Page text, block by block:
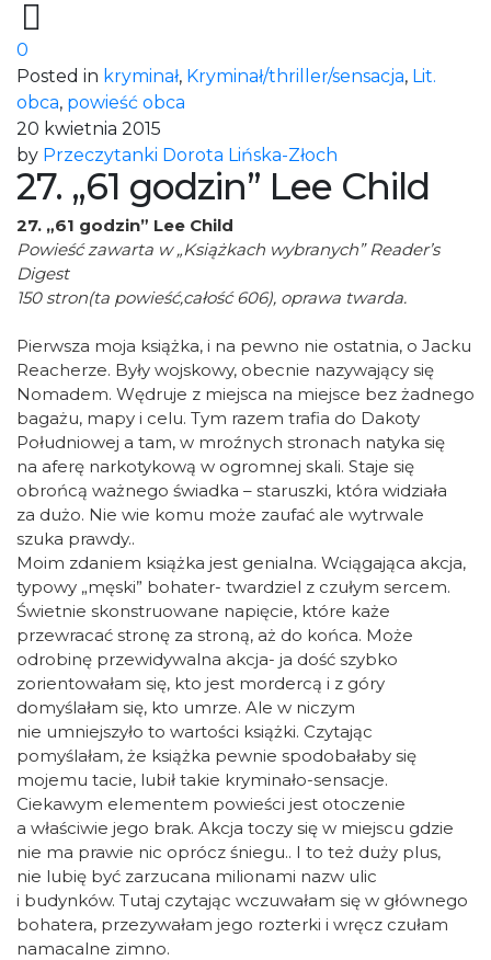
0
Posted in kryminał, Kryminał/thriller/sensacja, Lit.
obca, powieść obca
20 kwietnia 2015
by Przeczytanki Dorota Lińska-Złoch
27. „61 godzin” Lee Child
27. „61 godzin” Lee Child
Powieść zawarta w „Książkach wybranych” Reader’s
Digest
150 stron(ta powieść,całość 606), oprawa twarda.
Pierwsza moja książka, i na pewno nie ostatnia, o Jacku
Reacherze. Były wojskowy, obecnie nazywający się
Nomadem. Wędruje z miejsca na miejsce bez żadnego
bagażu, mapy i celu. Tym razem trafia do Dakoty
Południowej a tam, w mroźnych stronach natyka się
na aferę narkotykową w ogromnej skali. Staje się
obrońcą ważnego świadka – staruszki, która widziała
za dużo. Nie wie komu może zaufać ale wytrwale
szuka prawdy..
Moim zdaniem książka jest genialna. Wciągająca akcja,
typowy „męski” bohater- twardziel z czułym sercem.
Świetnie skonstruowane napięcie, które każe
przewracać stronę za stroną, aż do końca. Może
odrobinę przewidywalna akcja- ja dość szybko
zorientowałam się, kto jest mordercą i z góry
domyślałam się, kto umrze. Ale w niczym
nie umniejszyło to wartości książki. Czytając
pomyślałam, że książka pewnie spodobałaby się
mojemu tacie, lubił takie kryminało-sensacje.
Ciekawym elementem powieści jest otoczenie
a właściwie jego brak. Akcja toczy się w miejscu gdzie
nie ma prawie nic oprócz śniegu.. I to też duży plus,
nie lubię być zarzucana milionami nazw ulic
i budynków. Tutaj czytając wczuwałam się w głównego
bohatera, przezywałam jego rozterki i wręcz czułam
namacalne zimno.